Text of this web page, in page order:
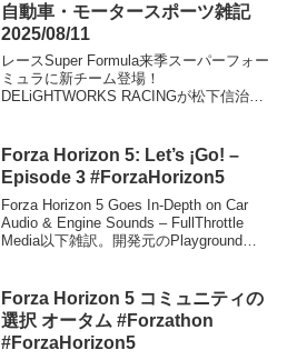
自動車・モータースポーツ雑記
2025/08/11
レースSuper Formula来季スーパーフォー
ミュラに新チーム登場！
DELiGHTWORKS RACINGが松下信治を
峻が首位発進！ 野尻、坪井ら抑える｜
スーパー...
Forza Horizon 5: Let’s ¡Go! –
Episode 3 #ForzaHorizon5
Forza Horizon 5 Goes In-Depth on Car
Audio & Engine Sounds – FullThrottle
Media以下雑訳。開発元のPlayground
Forza Horizon 5 コミュニティの
選択 オータム #Forzathon
#ForzaHorizon5